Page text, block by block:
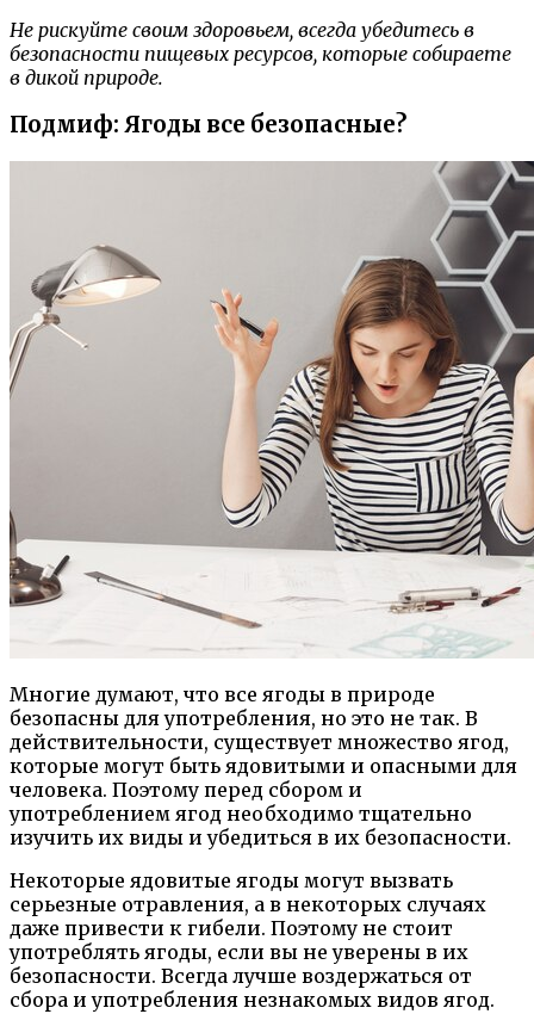
Не рискуйте своим здоровьем, всегда убедитесь в
безопасности пищевых ресурсов, которые собираете
в дикой природе.
Подмиф: Ягоды все безопасные?
Многие думают, что все ягоды в природе
безопасны для употребления, но это не так. В
действительности, существует множество ягод,
которые могут быть ядовитыми и опасными для
человека. Поэтому перед сбором и
употреблением ягод необходимо тщательно
изучить их виды и убедиться в их безопасности.
Некоторые ядовитые ягоды могут вызвать
серьезные отравления, а в некоторых случаях
даже привести к гибели. Поэтому не стоит
употреблять ягоды, если вы не уверены в их
безопасности. Всегда лучше воздержаться от
сбора и употребления незнакомых видов ягод.